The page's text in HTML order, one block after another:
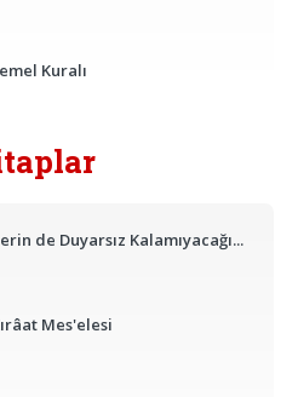
Kuralı
de Duyarsız Kalamıyacağı...
Mes'elesi